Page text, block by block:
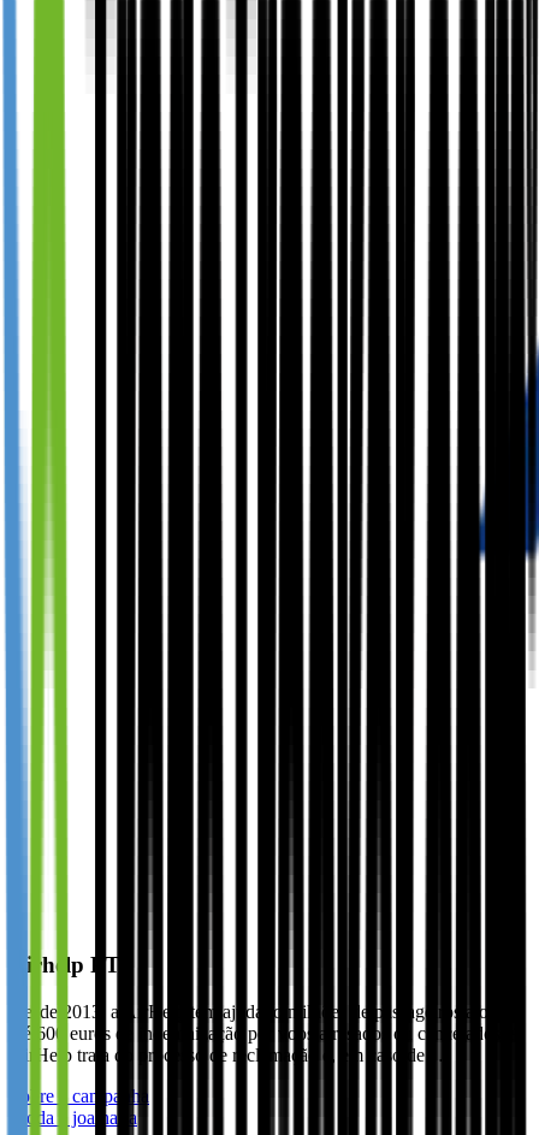
Airhelp PT
Desde 2013, a AirHelp tem ajudado milhões de passageiros a obter
até 600 euros de indemnização por voos atrasados ou cancelados. A
AirHelp trata do processo de reclamação e, em caso de…
Sobre a campanha
Moda e joalharia